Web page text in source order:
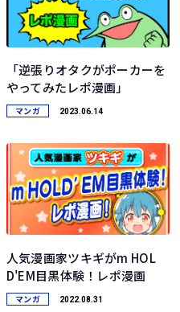
「逆張りオタクがポーカーを
やってみたレポ漫画」
マンガ 2023.06.14
人気漫画家ツキギがm HOL
D'EM目黒体験！レポ漫画
マンガ 2022.08.31